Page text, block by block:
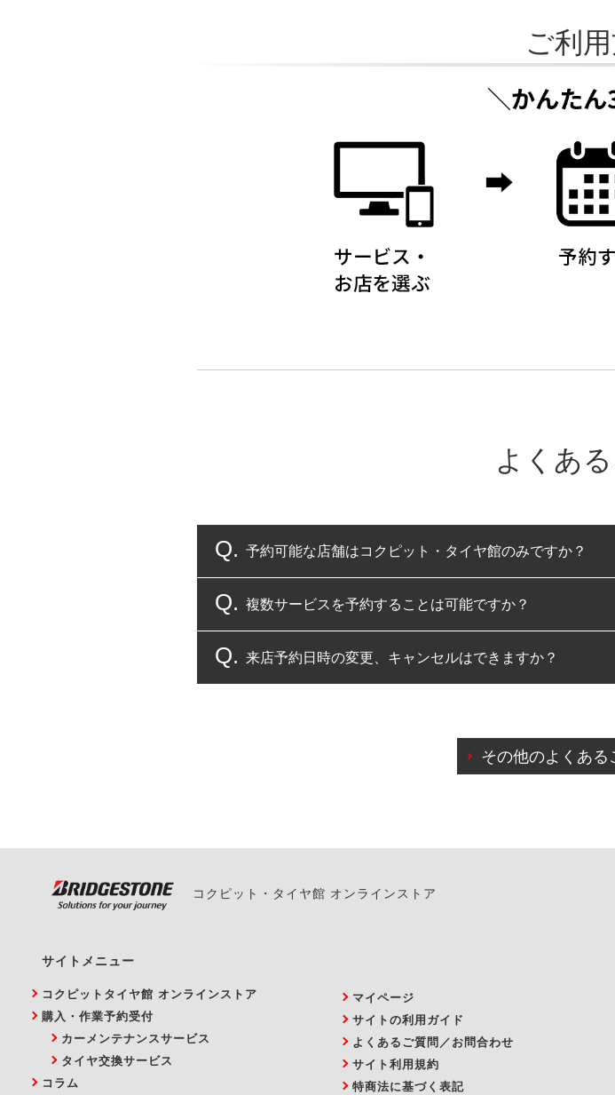
ご利
よくあ
予約可能な店舗はコクピット・タイヤ館のみですか？
コクピット・タイヤ館のみとなります。
複数サービスを予約することは可能ですか？
複数サービスのご予約は可能です。
来店予約日時の変更、キャンセルはできますか？
また、やむを得ない事由によりご予約のキャンセルをご
その他のよくある
コクピット・タイヤ館 オンラインストア
サイトメニュー
コクピットタイヤ館 オンラインストア
購入・作業予約受付
カーメンテナンスサービス
タイヤ交換サービス
コラム
マイページ
サイトの利用ガイド
よくあるご質問／お問合わせ
サイト利用規約
特商法に基づく表記